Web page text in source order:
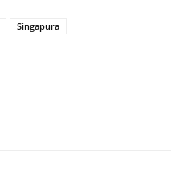
Singapura